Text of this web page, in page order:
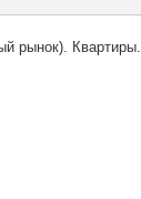
рынок). Квартиры.